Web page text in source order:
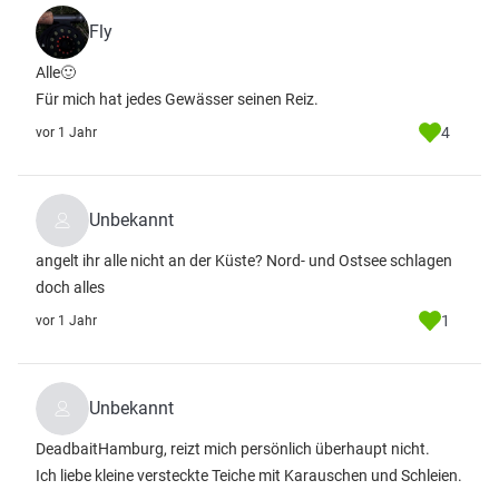
Fly
Alle🙂
Für mich hat jedes Gewässer seinen Reiz.
vor 1 Jahr 4
Unbekannt
angelt ihr alle nicht an der Küste? Nord- und Ostsee schlagen
doch alles
vor 1 Jahr 1
Unbekannt
DeadbaitHamburg, reizt mich persönlich überhaupt nicht.
Ich liebe kleine versteckte Teiche mit Karauschen und Schleien.